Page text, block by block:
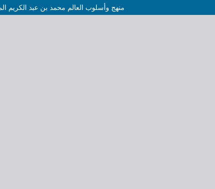
منهج وأسلوب العالم محمد بن عبد الكريم